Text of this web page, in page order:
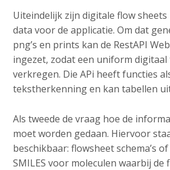
Uiteindelijk zijn digitale flow
data voor de applicatie. Om dat
png’s en prints kan de RestAPI
ingezet, zodat een uniform
verkregen. Die APi heeft functies
tekstherkenning en kan tabellen
Als tweede de vraag hoe de
moet worden gedaan. Hiervoor
beschikbaar: flowsheet schema’s
SMILES voor moleculen waarbij